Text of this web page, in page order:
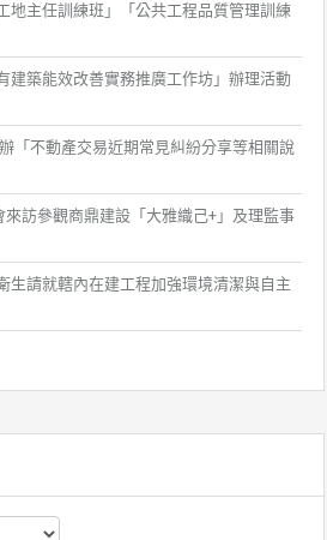
地主任訓練班」「公共工程品質管理訓練
建築能效改善實務推廣工作坊」辦理活動
「不動產交易近期常見糾紛分享等相關說
來訪參觀商鼎建設「大雅織己+」及理監事
生請就轄內在建工程加強環境清潔與自主